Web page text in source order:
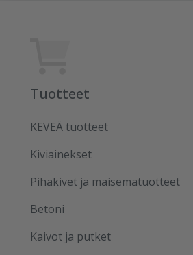
Tuotteet
KEVEÄ tuotteet
Kiviainekset
Pihakivet ja maisematuotteet
Betoni
Kaivot ja putket